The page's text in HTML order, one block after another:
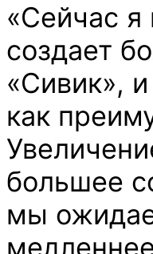
«Сейчас я
создает
«Сивик»,
как
большее
мы